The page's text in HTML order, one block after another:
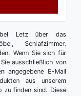
Letz über das
Schlafzimmer,
Wenn Sie sich für
ausschließlich von
angegebene E-Mail
aus unserem
zu finden sind. Diese